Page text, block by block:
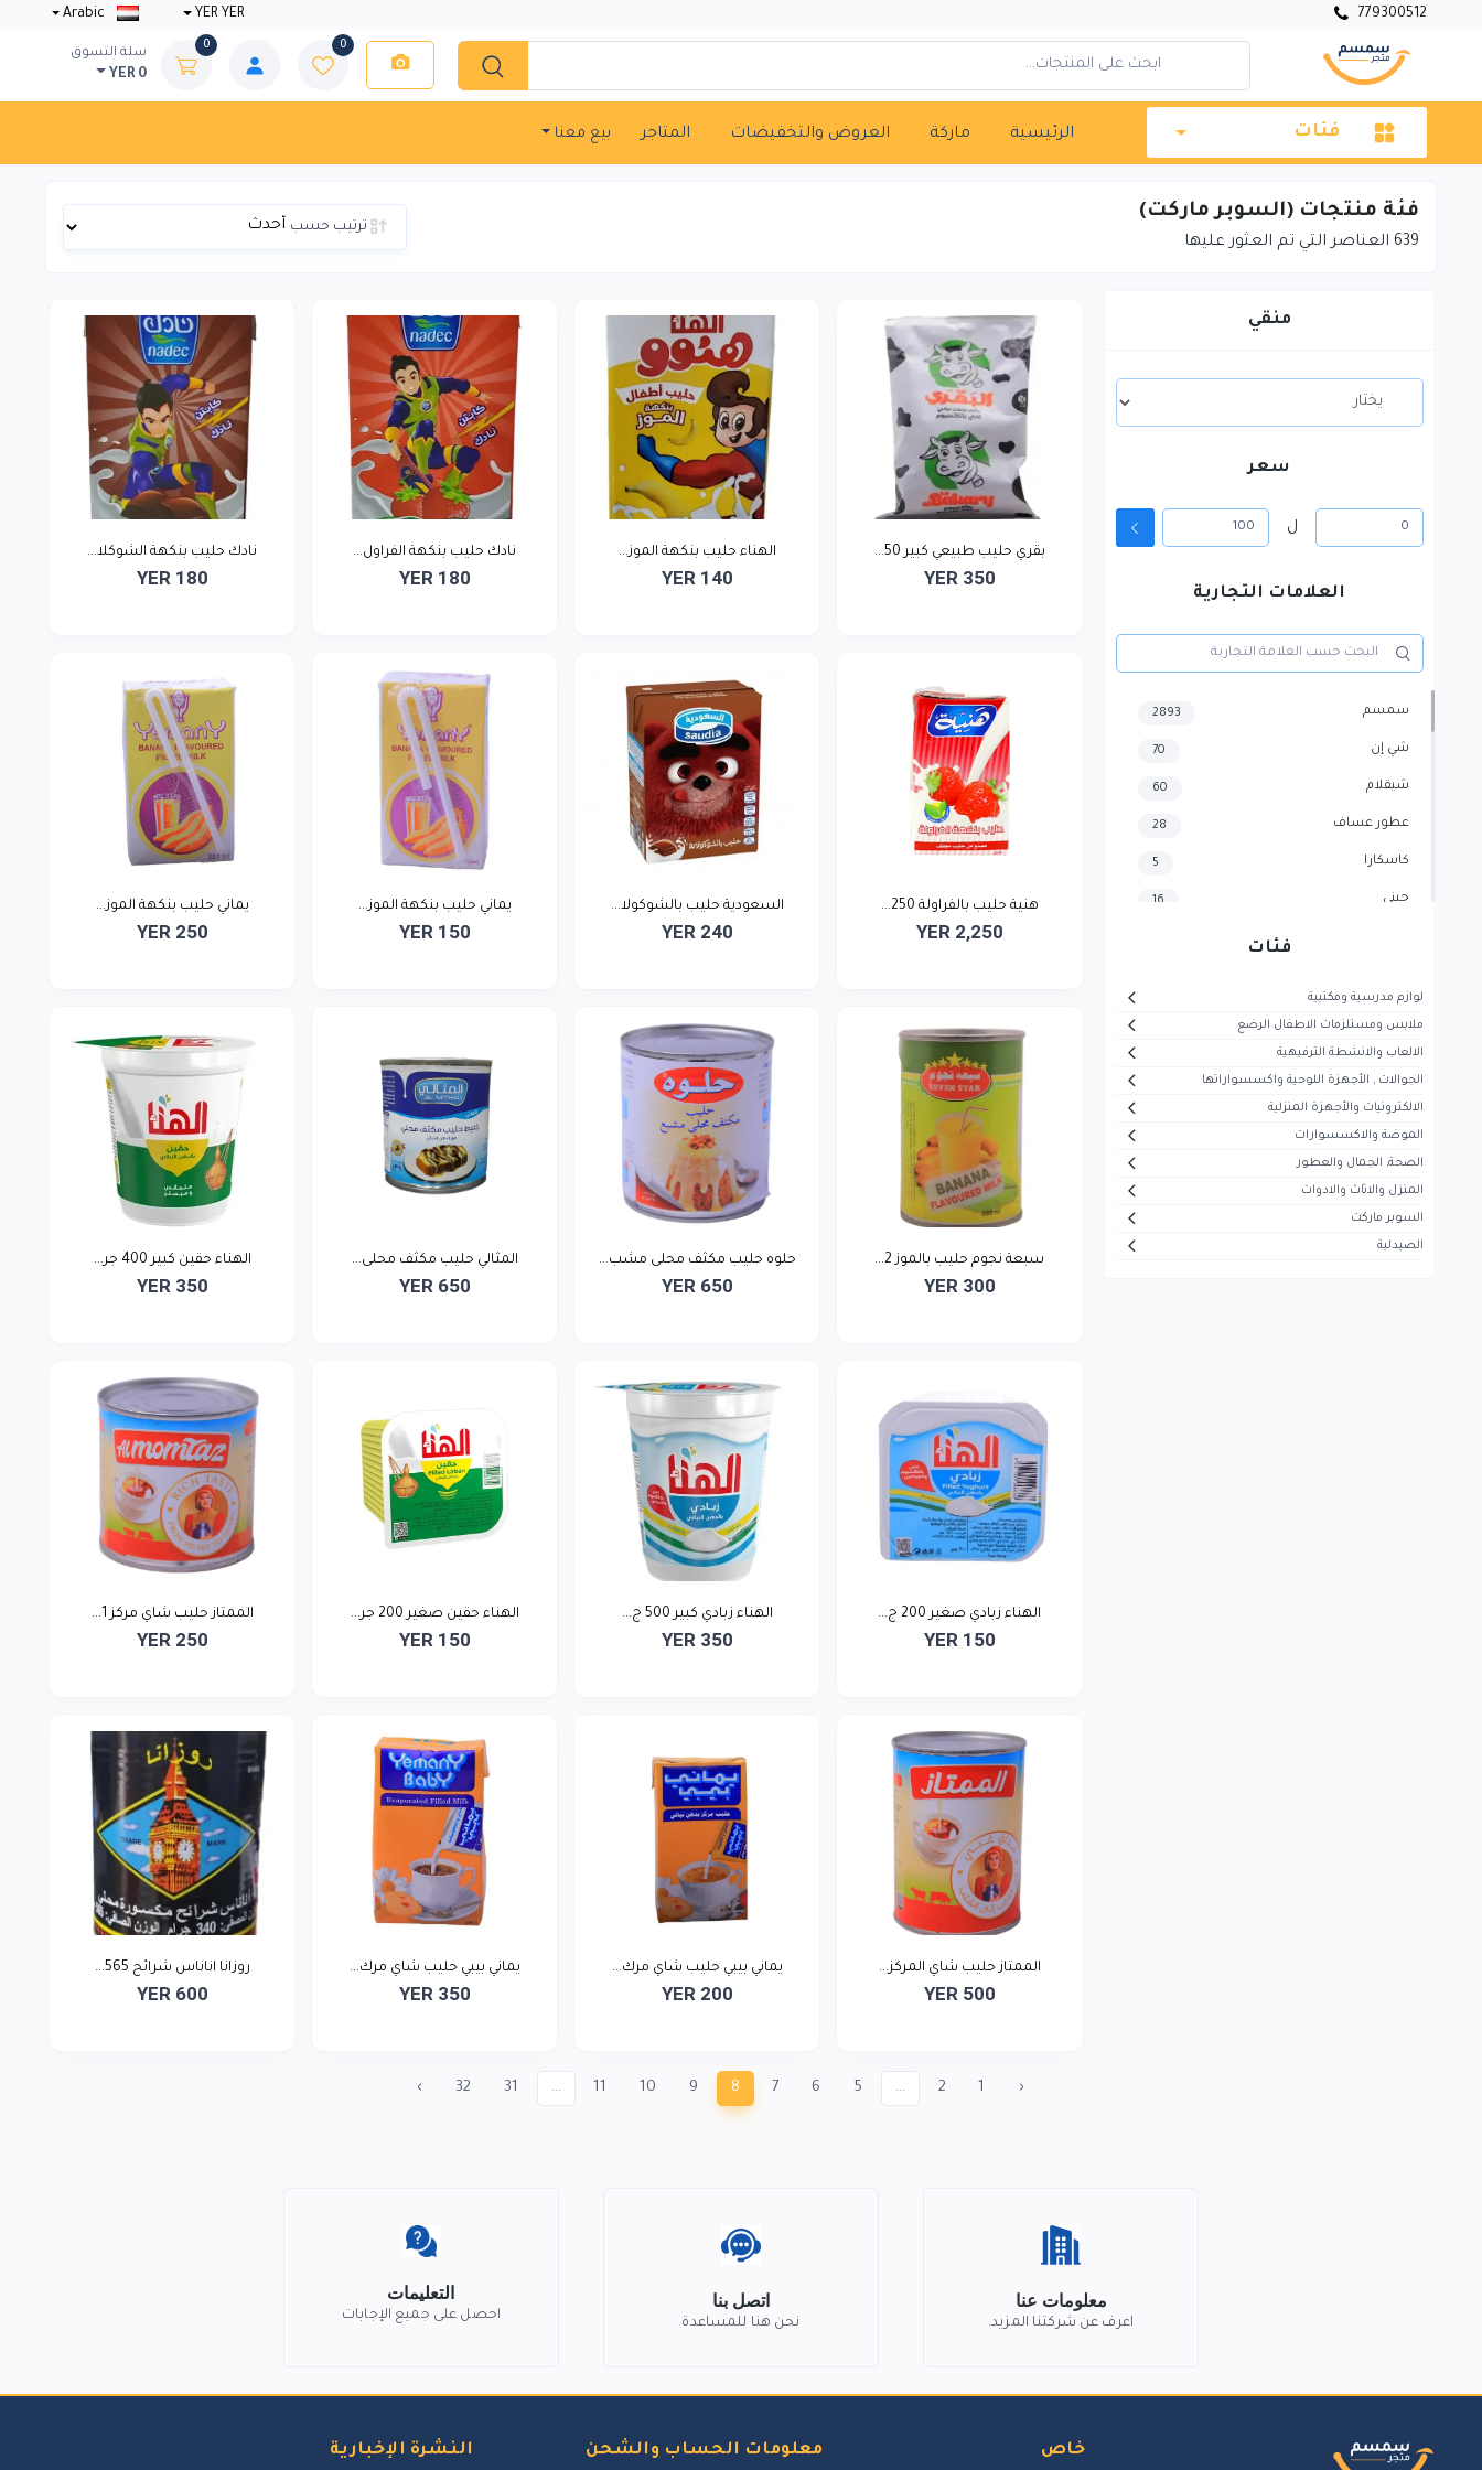
779300512
YER YER
0
0
سلة التسوق
YER 0
فئات الرئيسية ماركة العروض والتخفيضات المتاجر بيع معنا
فئة منتجات (السوبر ماركت)
639 العناصر التي تم العثور عليها
ترتيب حسب
منقي
سعر
ل
العلامات التجارية
سمسم 2893
شي إن 70
شيقلام 60
عطور عساف 28
كاسكارا 5
جيني 16
هاير
ميديا
ماجستي
تيفال
سوني
فئات
لوازم مدرسية ومكتبية
ملابس ومستلزمات الاطفال الرضع
الالعاب والانشطة الترفيهية
الجوالات , الأجهزة اللوحية واكسسواراتها
الالكترونيات والأجهزة المنزلية
الموضة والاكسسوارات
الصحة, الجمال والعطور
المنزل والاثاث والادوات
السوبر ماركت
الصيدلية
بقري حليب طبيعي كبير 50...
YER 350
الهناء حليب بنكهة الموز...
YER 140
نادك حليب بنكهة الفراول...
YER 180
نادك حليب بنكهة الشوكلا...
YER 180
هنية حليب بالفراولة 250...
YER 2,250
السعودية حليب بالشوكولا...
YER 240
يماني حليب بنكهة الموز...
YER 150
يماني حليب بنكهة الموز...
YER 250
سبعة نجوم حليب بالموز 2...
YER 300
حلوه حليب مكثف محلى مشب...
YER 650
المثالي حليب مكثف محلى...
YER 650
الهناء حقين كبير 400 جر...
YER 350
الهناء زبادي صغير 200 ج...
YER 150
الهناء زبادي كبير 500 ج...
YER 350
الهناء حقين صغير 200 جر...
YER 150
الممتاز حليب شاي مركز 1...
YER 250
الممتاز حليب شاي المركز...
YER 500
يماني بيبي حليب شاي مرك...
YER 200
يماني بيبي حليب شاي مرك...
YER 350
روزانا اناناس شرائح 565...
YER 600
‹
1
2
...
5
6
7
8
9
10
11
...
31
32
›
معلومات عنا
اعرف عن شركتنا المزيد.
اتصل بنا
نحن هنا للمساعدة
التعليمات
احصل على جميع الإجابات
خاص معلومات الحساب والشحن النشرة الإخبارية